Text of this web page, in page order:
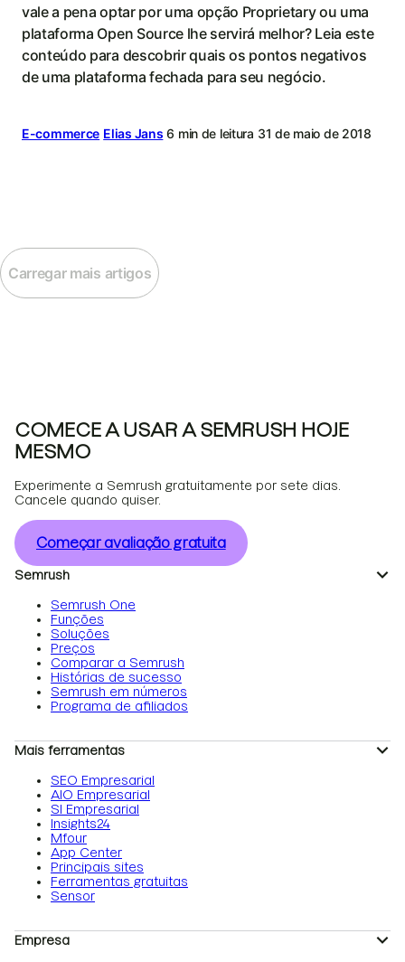
vale a pena optar por uma opção Proprietary ou uma
plataforma Open Source lhe servirá melhor? Leia este
conteúdo para descobrir quais os pontos negativos
de uma plataforma fechada para seu negócio.
E-commerce Elias Jans 6 min de leitura 31 de maio de 2018
Carregar mais artigos
COMECE A USAR A SEMRUSH HOJE
MESMO
Experimente a Semrush gratuitamente por sete dias.
Cancele quando quiser.
Começar avaliação gratuita
Semrush
Semrush One
Funções
Soluções
Preços
Comparar a Semrush
Histórias de sucesso
Semrush em números
Programa de afiliados
Mais ferramentas
SEO Empresarial
AIO Empresarial
SI Empresarial
Insights24
Mfour
App Center
Principais sites
Ferramentas gratuitas
Sensor
Empresa